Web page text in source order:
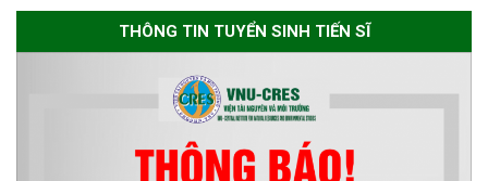
EME 2026 on “Earth, Mine and
Environmental Sciences for the
Advancement of Strategic
Technologies and
Infrastructure Development”
THÔNG TIN TUYỂN SINH TIẾN SĨ